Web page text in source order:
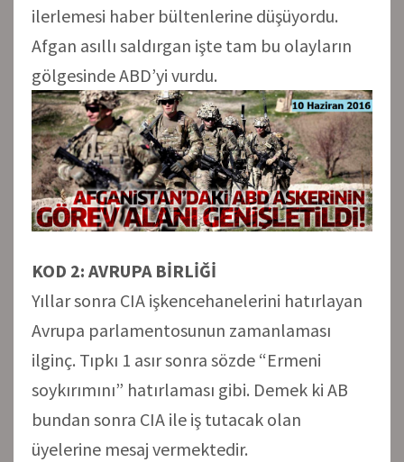
ilerlemesi haber bültenlerine düşüyordu.
Afgan asıllı saldırgan işte tam bu olayların
gölgesinde ABD’yi vurdu.
KOD 2: AVRUPA BİRLİĞİ
Yıllar sonra CIA işkencehanelerini hatırlayan
Avrupa parlamentosunun zamanlaması
ilginç. Tıpkı 1 asır sonra sözde “Ermeni
soykırımını” hatırlaması gibi. Demek ki AB
bundan sonra CIA ile iş tutacak olan
üyelerine mesaj vermektedir.